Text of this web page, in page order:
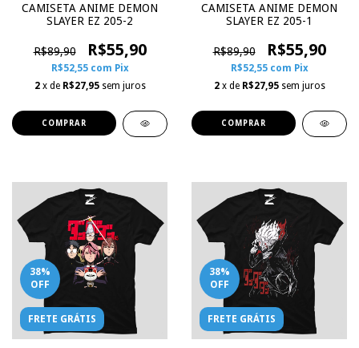
CAMISETA ANIME DEMON
SLAYER EZ 205-2
R$89,90 R$55,90
R$52,55 com Pix
2 x de R$27,95 sem juros
COMPRAR
CAMISETA ANIME DEMON
SLAYER EZ 205-1
R$89,90 R$55,90
R$52,55 com Pix
2 x de R$27,95 sem juros
COMPRAR
38%
OFF
FRETE GRÁTIS
38%
OFF
FRETE GRÁTIS